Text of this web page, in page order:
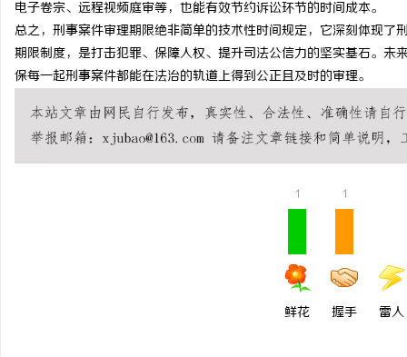
电子卷宗、远程视频庭审等，也能有效节约诉讼环节的时间成本。
总之，刑事案件审理期限绝非简单的技术性时间规定，它深刻体现
期限制度，是打击犯罪、保障人权、提升司法公信力的坚实基石。
保每一起刑事案件都能在法治的轨道上得到公正且及时的审理。
1
鲜花
1
握手 雷人
不买SEM广告、不发天
小企业怎么靠GEO让AI